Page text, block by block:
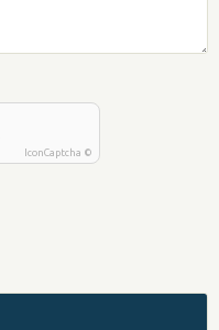
IconCaptcha ©